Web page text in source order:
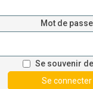
Mot de passe
Se souvenir